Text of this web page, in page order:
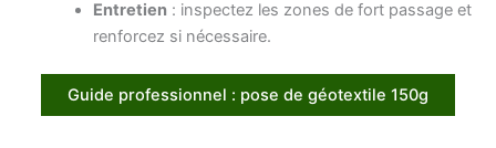
Entretien: inspectez les zones de fort passage et
renforcez si nécessaire.
Guide professionnel : pose de géotextile 150g